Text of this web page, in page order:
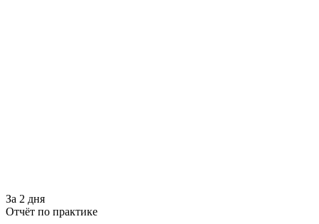
За 2 дня
Отчёт по практике